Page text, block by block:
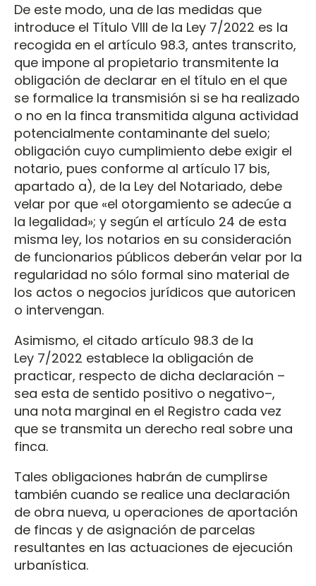
De este modo, una de las medidas que
introduce el Título VIII de la Ley 7/2022 es la
recogida en el artículo 98.3, antes transcrito,
que impone al propietario transmitente la
obligación de declarar en el título en el que
se formalice la transmisión si se ha realizado
o no en la finca transmitida alguna actividad
potencialmente contaminante del suelo;
obligación cuyo cumplimiento debe exigir el
notario, pues conforme al artículo 17 bis,
apartado a), de la Ley del Notariado, debe
velar por que «el otorgamiento se adecúe a
la legalidad»; y según el artículo 24 de esta
misma ley, los notarios en su consideración
de funcionarios públicos deberán velar por la
regularidad no sólo formal sino material de
los actos o negocios jurídicos que autoricen
o intervengan.
Asimismo, el citado artículo 98.3 de la
Ley 7/2022 establece la obligación de
practicar, respecto de dicha declaración –
sea esta de sentido positivo o negativo–,
una nota marginal en el Registro cada vez
que se transmita un derecho real sobre una
finca.
Tales obligaciones habrán de cumplirse
también cuando se realice una declaración
de obra nueva, u operaciones de aportación
de fincas y de asignación de parcelas
resultantes en las actuaciones de ejecución
urbanística.